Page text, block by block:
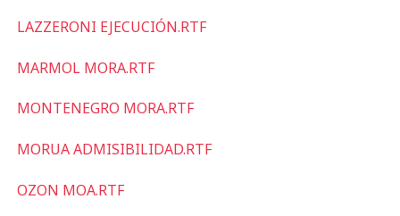
LAZZERONI EJECUCIÓN.RTF
MARMOL MORA.RTF
MONTENEGRO MORA.RTF
MORUA ADMISIBILIDAD.RTF
OZON MOA.RTF